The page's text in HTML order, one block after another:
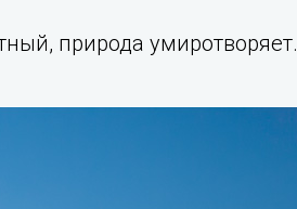
природа умиротворяет.